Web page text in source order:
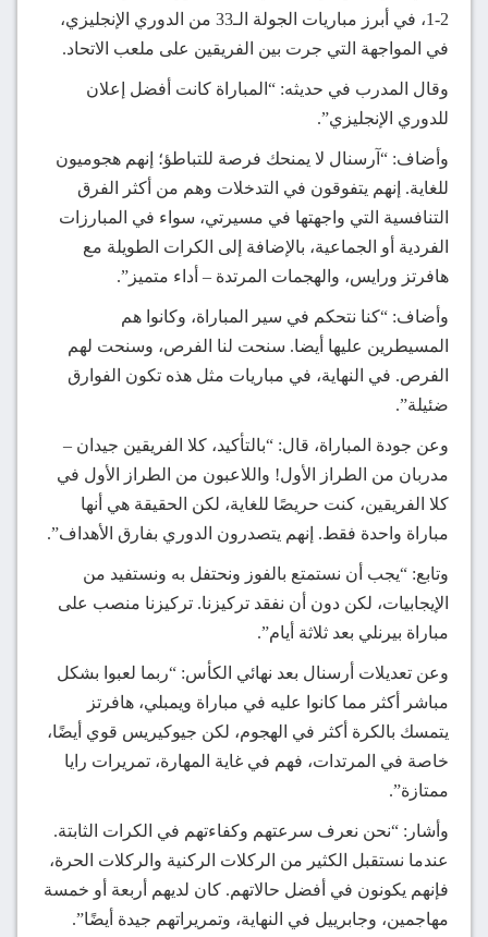
2-1، في أبرز مباريات الجولة الـ33 من الدوري الإنجليزي،
في المواجهة التي جرت بين الفريقين على ملعب الاتحاد.
وقال المدرب في حديثه: “المباراة كانت أفضل إعلان
للدوري الإنجليزي”.
وأضاف: “آرسنال لا يمنحك فرصة للتباطؤ؛ إنهم هجوميون
للغاية. إنهم يتفوقون في التدخلات وهم من أكثر الفرق
التنافسية التي واجهتها في مسيرتي، سواء في المبارزات
الفردية أو الجماعية، بالإضافة إلى الكرات الطويلة مع
هافرتز ورايس، والهجمات المرتدة – أداء متميز”.
وأضاف: “كنا نتحكم في سير المباراة، وكانوا هم
المسيطرين عليها أيضا. سنحت لنا الفرص، وسنحت لهم
الفرص. في النهاية، في مباريات مثل هذه تكون الفوارق
ضئيلة”.
وعن جودة المباراة، قال: “بالتأكيد، كلا الفريقين جيدان –
مدربان من الطراز الأول! واللاعبون من الطراز الأول في
كلا الفريقين، كنت حريصًا للغاية، لكن الحقيقة هي أنها
مباراة واحدة فقط. إنهم يتصدرون الدوري بفارق الأهداف”.
وتابع: “يجب أن نستمتع بالفوز ونحتفل به ونستفيد من
الإيجابيات، لكن دون أن نفقد تركيزنا. تركيزنا منصب على
مباراة بيرنلي بعد ثلاثة أيام”.
وعن تعديلات أرسنال بعد نهائي الكأس: “ربما لعبوا بشكل
مباشر أكثر مما كانوا عليه في مباراة ويمبلي، هافرتز
يتمسك بالكرة أكثر في الهجوم، لكن جيوكيريس قوي أيضًا،
خاصة في المرتدات، فهم في غاية المهارة، تمريرات رايا
ممتازة”.
وأشار: “نحن نعرف سرعتهم وكفاءتهم في الكرات الثابتة.
عندما نستقبل الكثير من الركلات الركنية والركلات الحرة،
فإنهم يكونون في أفضل حالاتهم. كان لديهم أربعة أو خمسة
مهاجمين، وجابرييل في النهاية، وتمريراتهم جيدة أيضًا”.